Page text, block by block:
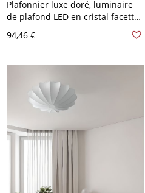
Plafonnier luxe doré, luminaire
de plafond LED en cristal facetté
pour éclairage d’ambiance - 110
V-120 V Couvercle 40,64 cm
94,46 €